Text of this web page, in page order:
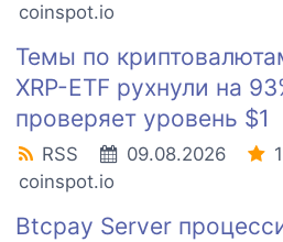
coinspot.io
Темы по
XRP-ETF рухнули на
проверяет уровень $1
RSS 09.08.2026 1
coinspot.io
Btcpay Server